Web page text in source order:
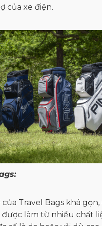
của xe điện.
Travel Bags khá
làm từ nhiều chất